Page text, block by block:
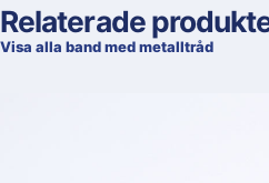
Relaterade
Visa alla band med metalltråd